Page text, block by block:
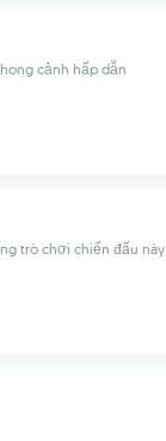
cảnh hấp dẫn
trò chơi chiến đấu này